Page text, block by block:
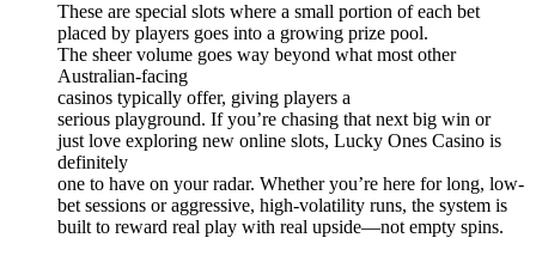
These are special slots where a small portion of each bet
placed by players goes into a growing prize pool.
The sheer volume goes way beyond what most other
Australian-facing
casinos typically offer, giving players a
serious playground. If you’re chasing that next big win or
just love exploring new online slots, Lucky Ones Casino is
definitely
one to have on your radar. Whether you’re here for long, low-
bet sessions or aggressive, high-volatility runs, the system is
built to reward real play with real upside—not empty spins.